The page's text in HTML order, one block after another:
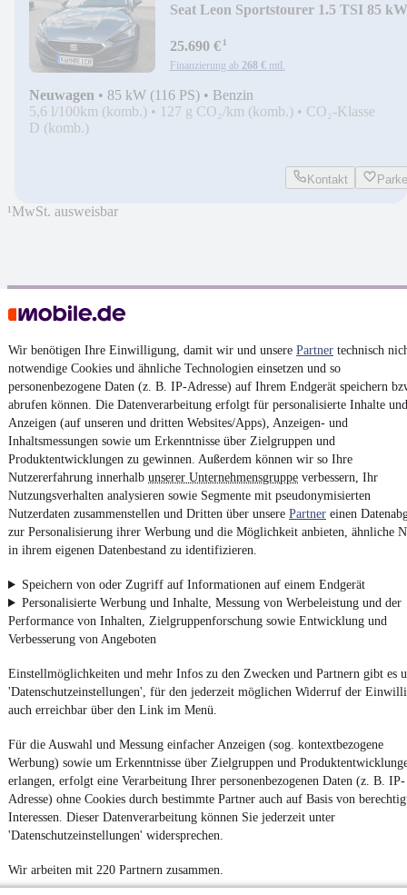
Wir benötigen Ihre Einwilligung, damit wir und unsere Partner technisch
notwendige Cookies und ähnliche Technologien einsetzen und so
personenbezogene Daten (z. B. IP-Adresse) auf Ihrem Endgerät speichern
abrufen können. Die Datenverarbeitung erfolgt für personalisierte Inhalte und
Anzeigen (auf unseren und dritten Websites/Apps), Anzeigen- und
Inhaltsmessungen sowie um Erkenntnisse über Zielgruppen und
Produktentwicklungen zu gewinnen. Außerdem können wir so Ihre
Nutzererfahrung innerhalb unserer Unternehmensgruppe verbessern, Ihr
Nutzungsverhalten analysieren sowie Segmente mit pseudonymisierten
Nutzerdaten zusammenstellen und Dritten über unsere Partner einen
zur Personalisierung ihrer Werbung und die Möglichkeit anbieten, ähnliche
in ihrem eigenen Datenbestand zu identifizieren.
Speichern von oder Zugriff auf Informationen auf einem Endgerät
Personalisierte Werbung und Inhalte, Messung von Werbeleistung und der
Performance von Inhalten, Zielgruppenforschung sowie Entwicklung und
Verbesserung von Angeboten
Einstellmöglichkeiten und mehr Infos zu den Zwecken und Partnern gibt es
'Datenschutzeinstellungen', für den jederzeit möglichen Widerruf der
auch erreichbar über den Link im Menü.
Für die Auswahl und Messung einfacher Anzeigen (sog. kontextbezogene
Werbung) sowie um Erkenntnisse über Zielgruppen und
erlangen, erfolgt eine Verarbeitung Ihrer personenbezogenen Daten (z. B. IP-
Adresse) ohne Cookies durch bestimmte Partner auch auf Basis von
Interessen. Dieser Datenverarbeitung können Sie jederzeit unter
'Datenschutzeinstellungen' widersprechen.
Wir arbeiten mit 220 Partnern zusammen.
Seat Leon Sportstourer 1.5 TSI 85 kW
25.690 €¹
Finanzierung ab 268 € mtl.
Neuwagen • 85 kW (116 PS) • Benzin
5,6 l/100km (komb.) • 127 g CO₂/km (komb.) • CO₂-Klasse
D (komb.)
Kontakt
¹MwSt. ausweisbar
4.6 Sterne
Impressum
AGB
Vertrag widerrufen
Datenschutz
Datenschutzeinstellungen
Erklärung zur Barrierefreiheit
Powered by
Noch mehr neue Autos unterschiedlicher Marken, auch als
Leasing-Angebote
, gibt es bei mobile.de